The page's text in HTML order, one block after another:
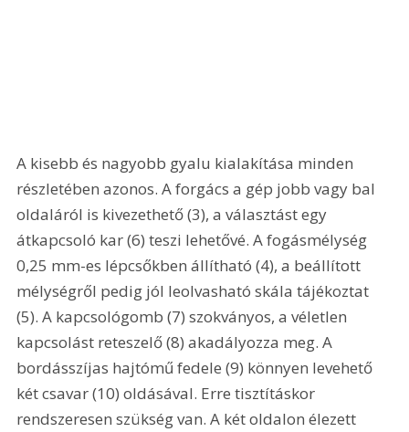
A kisebb és nagyobb gyalu kialakítása minden
részletében azonos. A forgács a gép jobb vagy bal
oldaláról is kivezethető (3), a választást egy
átkapcsoló kar (6) teszi lehetővé. A fogásmélység
0,25 mm-es lépcsőkben állítható (4), a beállított
mélységről pedig jól leolvasható skála tájékoztat
(5). A kapcsológomb (7) szokványos, a véletlen
kapcsolást reteszelő (8) akadályozza meg. A
bordásszíjas hajtómű fedele (9) könnyen levehető
két csavar (10) oldásával. Erre tisztításkor
rendszeresen szükség van. A két oldalon élezett